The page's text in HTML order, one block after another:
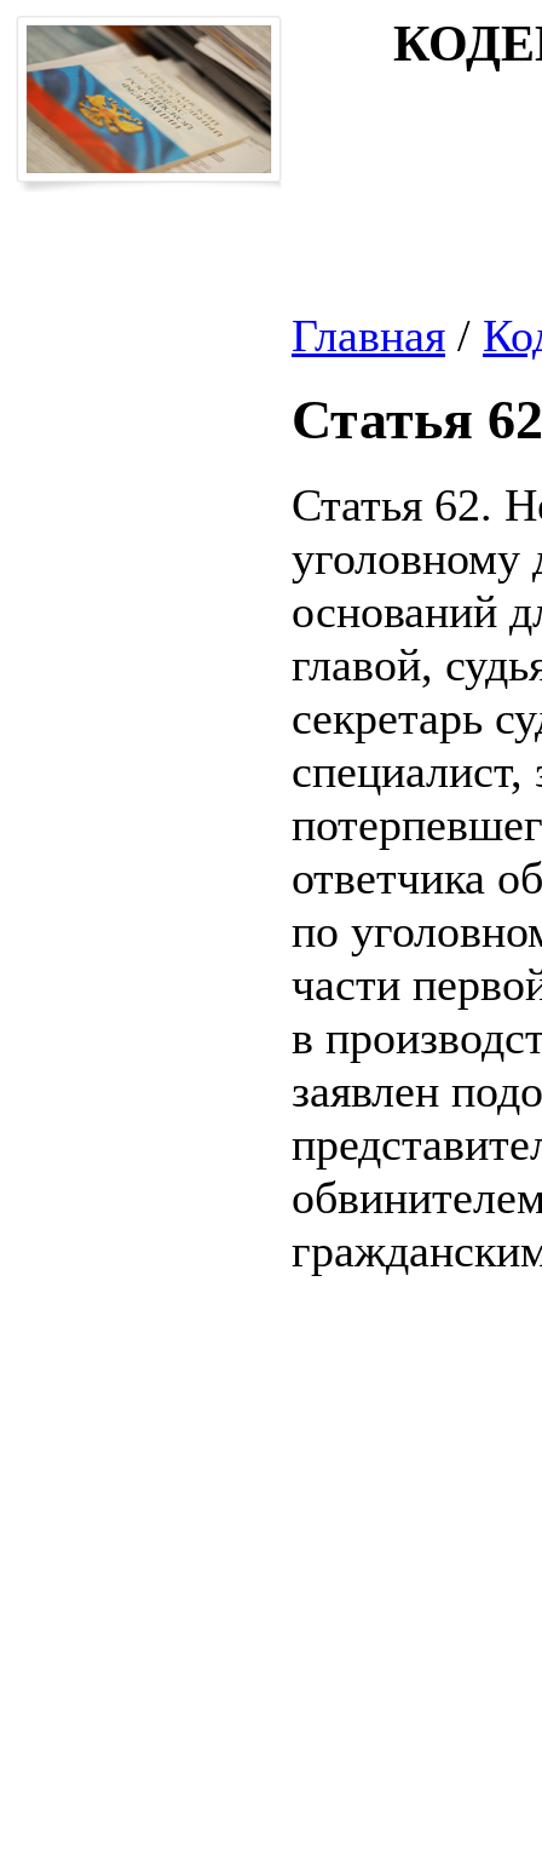
Главная /
Статья 62
Статья 62.
оснований
главой,
секретарь
ответчика
по
части
в
заявлен